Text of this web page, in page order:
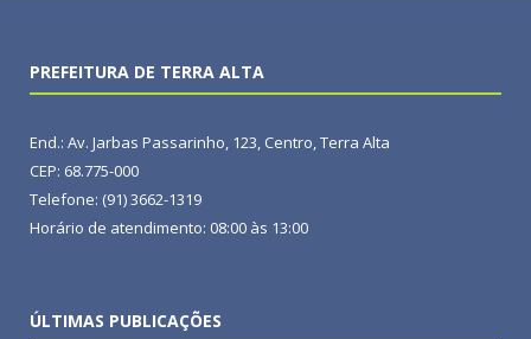
PREFEITURA DE TERRA ALTA
End.: Av. Jarbas Passarinho, 123, Centro, Terra Alta
CEP: 68.775-000
Telefone: (91) 3662-1319
Horário de atendimento: 08:00 às 13:00
ÚLTIMAS PUBLICAÇÕES